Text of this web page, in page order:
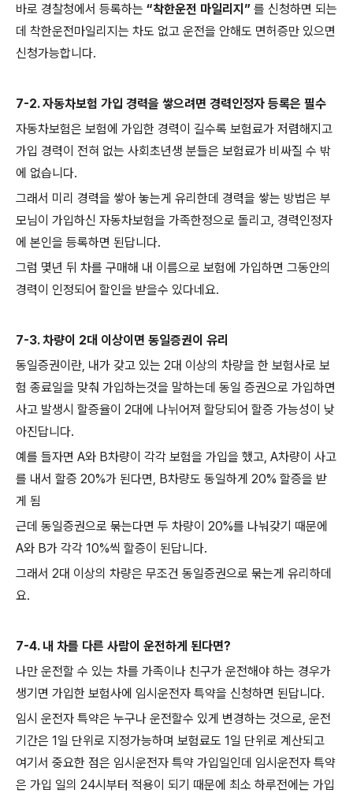
바로 경찰청에서 등록하는 “착한운전 마일리지” 를 신청하면 되는
데 착한운전마일리지는 차도 없고 운전을 안해도 면허증만 있으면
신청가능합니다.
7-2. 자동차보험 가입 경력을 쌓으려면 경력인정자 등록은 필수
자동차보험은 보험에 가입한 경력이 길수록 보험료가 저렴해지고
가입 경력이 전혀 없는 사회초년생 분들은 보험료가 비싸질 수 밖
에 없습니다.
그래서 미리 경력을 쌓아 놓는게 유리한데 경력을 쌓는 방법은 부
모님이 가입하신 자동차보험을 가족한정으로 돌리고, 경력인정자
에 본인을 등록하면 된답니다.
그럼 몇년 뒤 차를 구매해 내 이름으로 보험에 가입하면 그동안의
경력이 인정되어 할인을 받을수 있다네요.
7-3. 차량이 2대 이상이면 동일증권이 유리
동일증권이란, 내가 갖고 있는 2대 이상의 차량을 한 보험사로 보
험 종료일을 맞춰 가입하는것을 말하는데 동일 증권으로 가입하면
사고 발생시 할증율이 2대에 나뉘어져 할당되어 할증 가능성이 낮
아진답니다.
예를 들자면 A와 B차량이 각각 보험을 가입을 했고, A차량이 사고
를 내서 할증 20%가 된다면, B차량도 동일하게 20% 할증을 받
게 됨
근데 동일증권으로 묶는다면 두 차량이 20%를 나눠갖기 때문에
A와 B가 각각 10%씩 할증이 된답니다.
그래서 2대 이상의 차량은 무조건 동일증권으로 묶는게 유리하데
요.
7-4. 내 차를 다른 사람이 운전하게 된다면?
나만 운전할 수 있는 차를 가족이나 친구가 운전해야 하는 경우가
생기면 가입한 보험사에 임시운전자 특약을 신청하면 된답니다.
임시 운전자 특약은 누구나 운전할수 있게 변경하는 것으로, 운전
기간은 1일 단위로 지정가능하며 보험료도 1일 단위로 계산되고
여기서 중요한 점은 임시운전자 특약 가입일인데 임시운전자 특약
은 가입 일의 24시부터 적용이 되기 때문에 최소 하루전에는 가입